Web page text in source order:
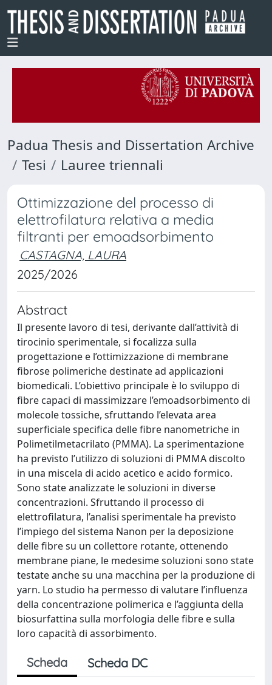
Padua Thesis and Dissertation Archive
Tesi
Lauree triennali
Ottimizzazione del processo di
elettrofilatura relativa a media
filtranti per emoadsorbimento
CASTAGNA, LAURA
2025/2026
Abstract
Il presente lavoro di tesi, derivante dall’attività di
tirocinio sperimentale, si focalizza sulla
progettazione e l’ottimizzazione di membrane
fibrose polimeriche destinate ad applicazioni
biomedicali. L’obiettivo principale è lo sviluppo di
fibre capaci di massimizzare l’emoadsorbimento di
molecole tossiche, sfruttando l’elevata area
superficiale specifica delle fibre nanometriche in
Polimetilmetacrilato (PMMA). La sperimentazione
ha previsto l’utilizzo di soluzioni di PMMA discolto
in una miscela di acido acetico e acido formico.
Sono state analizzate le soluzioni in diverse
concentrazioni. Sfruttando il processo di
elettrofilatura, l’analisi sperimentale ha previsto
l’impiego del sistema Nanon per la deposizione
delle fibre su un collettore rotante, ottenendo
membrane piane, le medesime soluzioni sono state
testate anche su una macchina per la produzione di
yarn. Lo studio ha permesso di valutare l’influenza
della concentrazione polimerica e l’aggiunta della
biosurfattina sulla morfologia delle fibre e sulla
loro capacità di assorbimento.
Scheda Scheda DC